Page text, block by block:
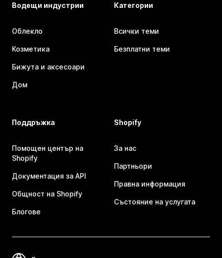
Водещи индустрии
Облекло
Козметика
Бижута и аксесоари
Дом
Категории
Всички теми
Безплатни теми
Поддръжка
Помощен център на
Shopify
Документация за API
Общност на Shopify
Блогове
Shopify
За нас
Партньори
Правна информация
Състояние на услугата